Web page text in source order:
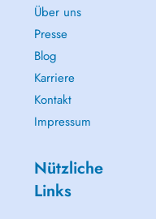
Über uns
Presse
Blog
Karriere
Kontakt
Impressum
Nützliche
Links